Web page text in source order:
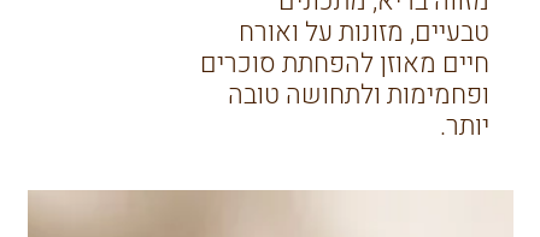
טבעיים, מזונות על ואורח
חיים מאוזן להפחתת סוכרים
ופחמימות ולתחושה טובה
יותר.